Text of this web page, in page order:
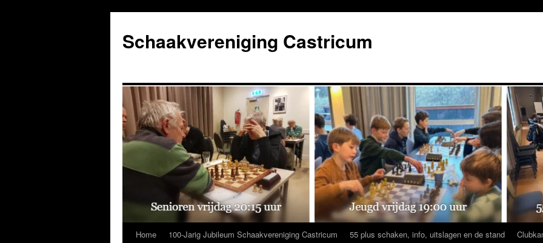
de
inhoud
Schaakvereniging Castricum
Home 100-Jarig Jubileum Schaakvereniging Castricum 55 plus schaken, info, uitslagen en de stand